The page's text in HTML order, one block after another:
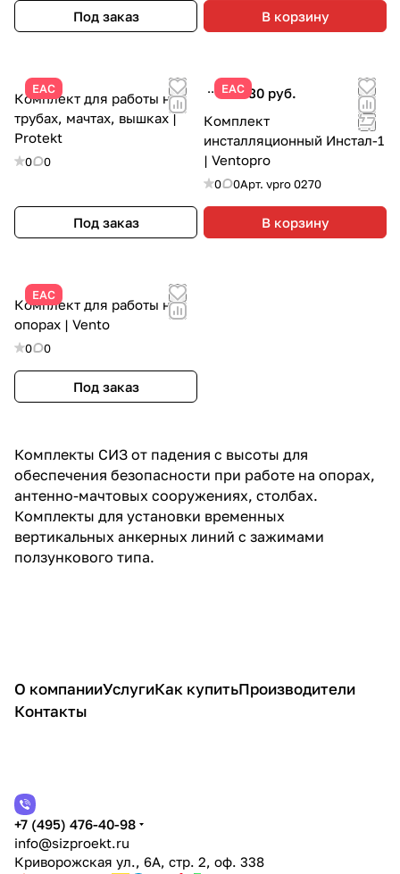
Под заказ В корзину
ЕАС
Комплект для работы на
трубах, мачтах, вышках |
Protekt
0 0
Под заказ
ЕАС
76 530 руб.
Комплект
инсталляционный Инстал-1
| Ventopro
0 0Арт. vpro 0270
В корзину
ЕАС
Комплект для работы на
опорах | Vento
0 0
Под заказ
Комплекты СИЗ от падения с высоты для
обеспечения безопасности при работе на опорах,
антенно-мачтовых сооружениях, столбах.
Комплекты для установки временных
вертикальных анкерных линий с зажимами
ползункового типа.
О компанииУслугиКак купитьПроизводители
Контакты
+7 (495) 476-40-98
info@sizproekt.ru
Криворожская ул., 6А, стр. 2, оф. 338